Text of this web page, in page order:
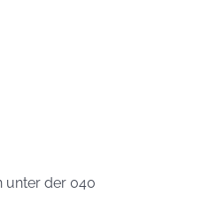
unter der 040